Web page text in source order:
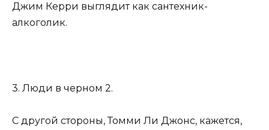
Джим Керри выглядит как сантехник-
алкоголик.
3. Люди в черном 2.
С другой стороны, Томми Ли Джонс, кажется,